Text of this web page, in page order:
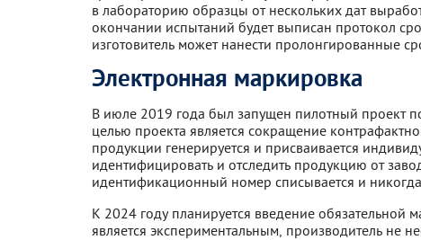
в лабораторию образцы от нескольких дат
окончании испытаний будет выписан протокол
изготовитель может нанести пролонгированные
Электронная маркировка
В июле 2019 года был запущен пилотный проект
целью проекта является сокращение
продукции генерируется и присваивается
идентифицировать и отследить продукцию от
идентификационный номер списывается и никогда
К 2024 году планируется введение
является экспериментальным, производитель не